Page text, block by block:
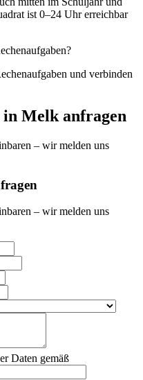
ist 0–24 Uhr erreichbar
und verbinden
in Melk anfragen
– wir melden uns
– wir melden uns
Daten gemäß